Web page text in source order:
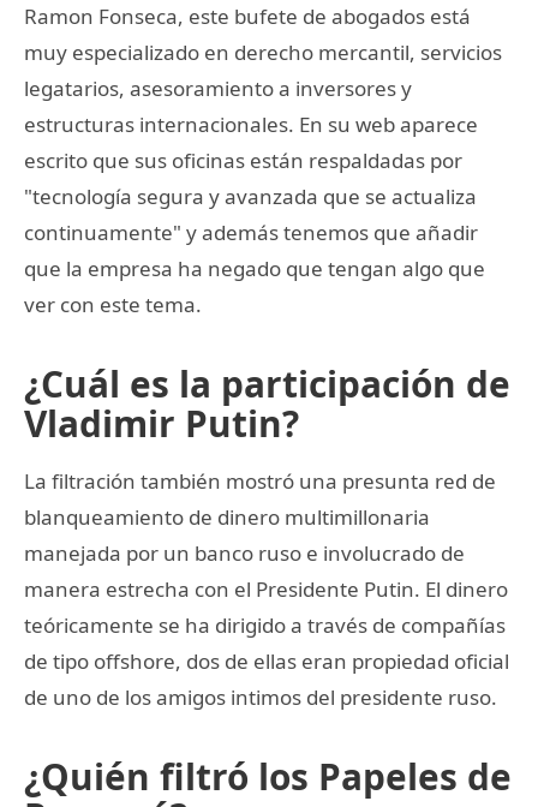
Ramon Fonseca, este bufete de abogados está
muy especializado en derecho mercantil, servicios
legatarios, asesoramiento a inversores y
estructuras internacionales. En su web aparece
escrito que sus oficinas están respaldadas por
"tecnología segura y avanzada que se actualiza
continuamente" y además tenemos que añadir
que la empresa ha negado que tengan algo que
ver con este tema.
¿Cuál es la participación de
Vladimir Putin?
La filtración también mostró una presunta red de
blanqueamiento de dinero multimillonaria
manejada por un banco ruso e involucrado de
manera estrecha con el Presidente Putin. El dinero
teóricamente se ha dirigido a través de compañías
de tipo offshore, dos de ellas eran propiedad oficial
de uno de los amigos intimos del presidente ruso.
¿Quién filtró los Papeles de